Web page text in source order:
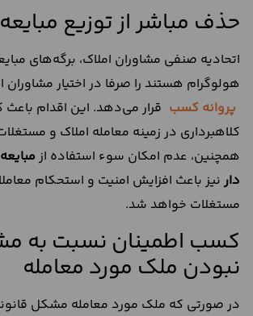
حذف مباشر از توزیع
اتحادیه صنفی مشاوران املاک، برگه‌های
هولوگرام هستند را صرفا در اختیار مشاوران
پروانه کسب قرار می‌دهد. این اقدام
کلاهبرداری در زمینه معامله املاک و
همچنین، عدم امکان سوء استفاده از
دار نیز باعث افزایش امنیت و استحکام
مستغلات خواهد شد.
کسب اطمینان نسبت به
نبودن ملک مورد معامله
در صورتی که ملک مورد معامله مشکل